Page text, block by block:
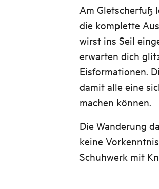
Am Gletscherfuß
die komplette
wirst ins Seil
erwarten dich
Eisformationen.
damit alle eine
machen können.
Die Wanderung
keine
Schuhwerk mit